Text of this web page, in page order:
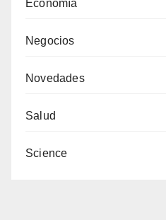
Economía
Negocios
Novedades
Salud
Science